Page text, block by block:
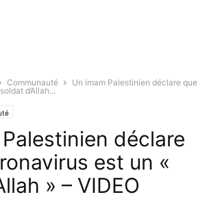
Communauté
Un imam Palestinien déclare que
d’Allah...
déclare
est un «
» – VIDEO